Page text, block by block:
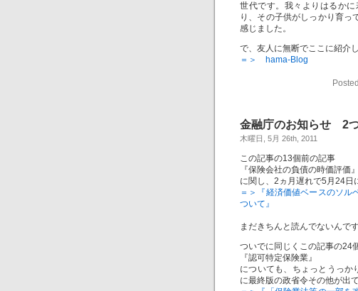
世代です。我々よりはるか
り、その子供がしっかり育っ
感じました。
で、友人に無断でここに紹介
＝＞ hama-Blog
金融庁のお知らせ 2
木曜日, 5月 26th, 2011
この記事の13個前の記事
『保険会社の負債の時価評価』
に関し、2ヵ月遅れで5月24日
＝＞『経済価値ベースのソル
ついて』
まだきちんと読んでないんで
ついでに同じくこの記事の24
『認可特定保険業』
についても、ちょっとうっか
に最終版の政省令その他が出